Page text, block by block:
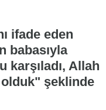
ifade eden
babasıyla
Allah
olduk" şeklinde